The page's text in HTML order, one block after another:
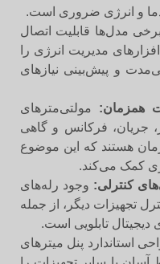
و انرژی ضروری است.
مدل‌ها قابلیت اتصال
مدیریت انرژی را
و پیش‌بینی نیازهای
مولتی‌مترهای
جریان، فرکانس و گاهی
هستند که این موضوع
کمک می‌کند.
کنترلی:وجود رله‌های
تجهیزات دیگر، از جمله
تابلویی است.
پنل میترهای